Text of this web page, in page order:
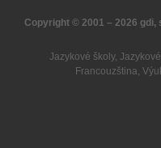
Copyright © 2001 – 2026 gdi,
Jazykové školy,
Francouzština,